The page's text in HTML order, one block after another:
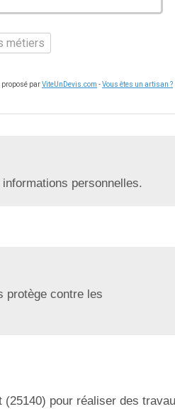
métiers
proposé parViteUnDevis.com -Vous êtes un artisan ?
personnelles.
protège contre les
(25140) pour réaliser des